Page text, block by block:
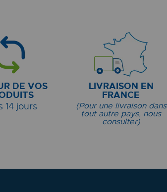
DE VOS
14 jours
LIVRAISON EN
FRANCE
(Pour une livraison dans
tout autre pays, nous
consulter)